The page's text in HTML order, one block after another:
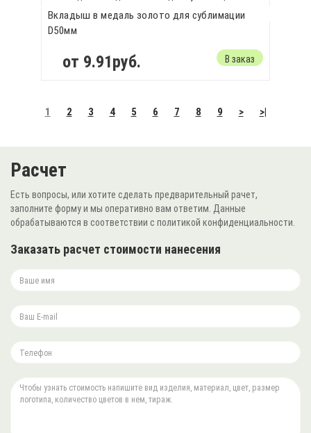
Вкладыш в медаль золото для сублимации
D50мм
от 9.91руб. В заказ
1 2 3 4 5 6 7 8 9 > >|
Расчет
Есть вопросы, или хотите сделать предварительный рачет,
заполните форму и мы оперативно вам ответим. Данные
обрабатываются в соответствии с политикой конфиденциальности.
Заказать расчет стоимости нанесения